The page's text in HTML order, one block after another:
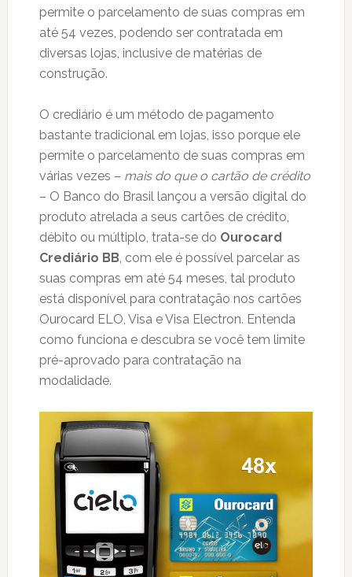
permite o parcelamento de suas compras em
até 54 vezes, podendo ser contratada em
diversas lojas, inclusive de matérias de
construção.
O crediário é um método de pagamento
bastante tradicional em lojas, isso porque ele
permite o parcelamento de suas compras em
várias vezes – mais do que o cartão de crédito
– O Banco do Brasil lançou a versão digital do
produto atrelada a seus cartões de crédito,
débito ou múltiplo, trata-se do Ourocard
Crediário BB, com ele é possível parcelar as
suas compras em até 54 meses, tal produto
está disponível para contratação nos cartões
Ourocard ELO, Visa e Visa Electron. Entenda
como funciona e descubra se você tem limite
pré-aprovado para contratação na
modalidade.